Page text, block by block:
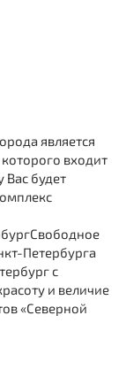
является
входит
Вас будет
Петербурга
с
и величие
«Северной